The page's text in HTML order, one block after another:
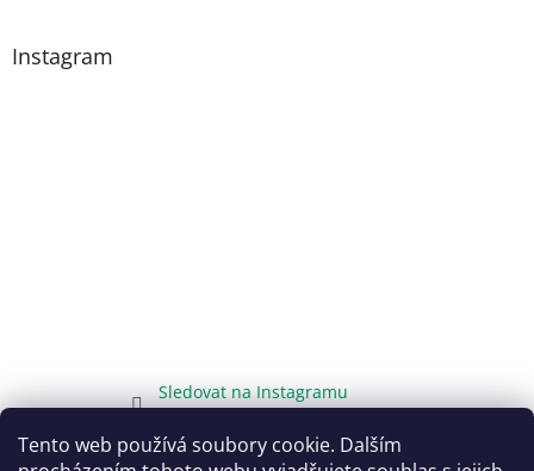
Tento web používá soubory cookie. Dalším
Instagram
Sledovat na Instagramu